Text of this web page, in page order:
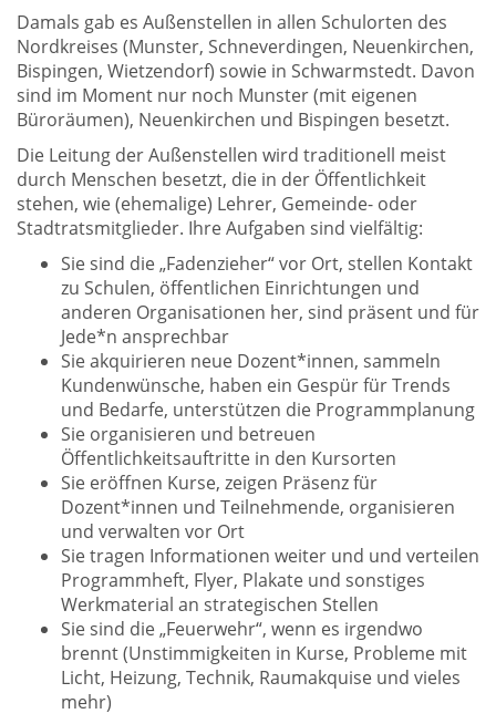
Damals gab es Außenstellen in allen Schulorten des
Nordkreises (Munster, Schneverdingen, Neuenkirchen,
Bispingen, Wietzendorf) sowie in Schwarmstedt. Davon
sind im Moment nur noch Munster (mit eigenen
Büroräumen), Neuenkirchen und Bispingen besetzt.
Die Leitung der Außenstellen wird traditionell meist
durch Menschen besetzt, die in der Öffentlichkeit
stehen, wie (ehemalige) Lehrer, Gemeinde- oder
Stadtratsmitglieder. Ihre Aufgaben sind vielfältig:
Sie sind die „Fadenzieher“ vor Ort, stellen Kontakt
zu Schulen, öffentlichen Einrichtungen und
anderen Organisationen her, sind präsent und für
Jede*n ansprechbar
Sie akquirieren neue Dozent*innen, sammeln
Kundenwünsche, haben ein Gespür für Trends
und Bedarfe, unterstützen die Programmplanung
Sie organisieren und betreuen
Öffentlichkeitsauftritte in den Kursorten
Sie eröffnen Kurse, zeigen Präsenz für
Dozent*innen und Teilnehmende, organisieren
und verwalten vor Ort
Sie tragen Informationen weiter und und verteilen
Programmheft, Flyer, Plakate und sonstiges
Werkmaterial an strategischen Stellen
Sie sind die „Feuerwehr“, wenn es irgendwo
brennt (Unstimmigkeiten in Kurse, Probleme mit
Licht, Heizung, Technik, Raumakquise und vieles
mehr)